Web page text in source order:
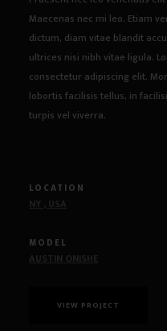
Maecenas nec mi leo. Etiam
dictum, diam vitae blandit
ultrices nisi nibh vitae ligula.
consectetur adipiscing elit.
lobortis facilisis tellus, in
turpis vel viverra.
LOCATION
NY , USA
MODEL
AUSTIN ONISHE
VIEW PROJECT